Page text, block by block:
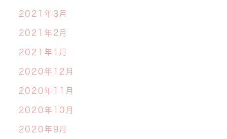
2021年3月
2021年2月
2021年1月
2020年12月
2020年11月
2020年10月
2020年9月